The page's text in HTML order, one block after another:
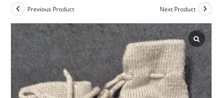
Previous Product Next Product